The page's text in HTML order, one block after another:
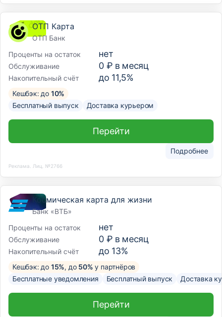
ОТП Карта
ОТП Банк
Проценты на остаток
нет
Обслуживание 0 ₽ в месяц
Накопительный счёт до 11,5%
Кешбэк: до 10%
Бесплатный выпуск
Доставка курьером
Подробнее
Перейти
Реклама. Лиц. №2766
Космическая карта для жизни
Банк «ВТБ»
Проценты на остаток
нет
Обслуживание 0 ₽ в месяц
Накопительный счёт до 13%
Кешбэк: до 15%, до 50% у партнёров
Бесплатные уведомления
Бесплатный выпуск Доставка
Перейти